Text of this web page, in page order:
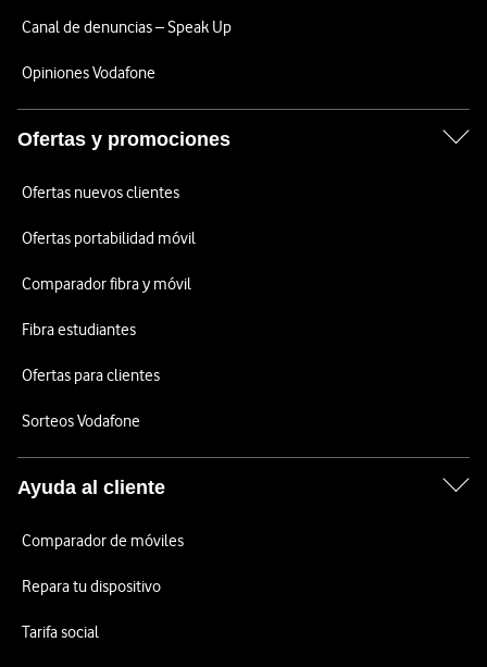
Canal de denuncias – Speak Up
Opiniones Vodafone
Ofertas y promociones
Ofertas nuevos clientes
Ofertas portabilidad móvil
Comparador fibra y móvil
Fibra estudiantes
Ofertas para clientes
Sorteos Vodafone
Ayuda al cliente
Comparador de móviles
Repara tu dispositivo
Tarifa social